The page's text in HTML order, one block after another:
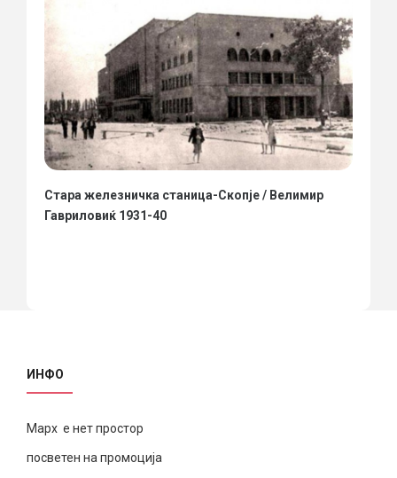
Стара железничка станица-Скопје / Велимир
Гавриловиќ 1931-40
ИНФО
Марх е нет простор
посветен на промоција